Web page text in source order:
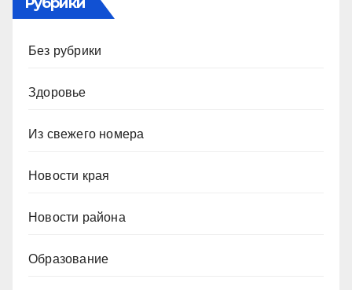
Без рубрики
Здоровье
Из свежего номера
Новости края
Новости района
Образование